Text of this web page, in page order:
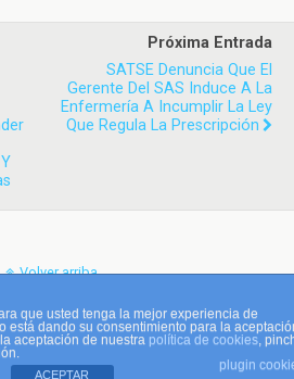
Próxima Entrada
SATSE Denuncia Que El
Gerente Del SAS Induce A La
Enfermería A Incumplir La Ley
Que Regula La Prescripción
Volver arriba
Escritorio
que usted tenga la mejor experiencia de
está dando su consentimiento para la
aceptación de nuestra política de cookies,
plugin
ACEPTAR